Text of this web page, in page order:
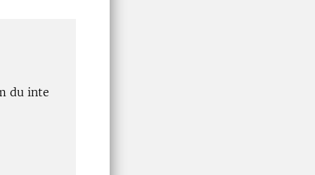
du inte